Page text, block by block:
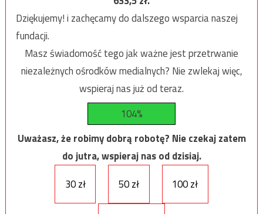
Dziękujemy! i zachęcamy do dalszego wsparcia naszej
fundacji.
Masz świadomość tego jak ważne jest przetrwanie
niezależnych ośrodków medialnych? Nie zwlekaj więc,
wspieraj nas już od teraz.
104%
Uważasz, że robimy dobrą robotę? Nie czekaj zatem
do jutra, wspieraj nas od dzisiaj.
30 zł
50 zł 100 zł